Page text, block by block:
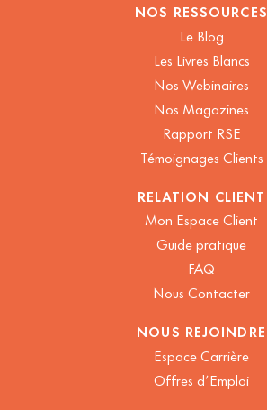
NOS RESSOURCES
Le Blog
Les Livres Blancs
Nos Webinaires
Nos Magazines
Rapport RSE
Témoignages Clients
RELATION CLIENT
Mon Espace Client
Guide pratique
FAQ
Nous Contacter
NOUS REJOINDRE
Espace Carrière
Offres d’Emploi